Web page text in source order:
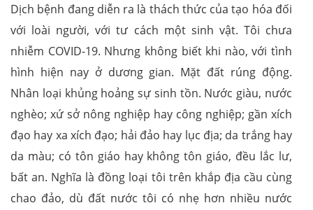
Dịch bệnh đang diễn ra là thách thức của tạo hóa đối
với loài người, với tư cách một sinh vật. Tôi chưa
nhiễm COVID-19. Nhưng không biết khi nào, với tình
hình hiện nay ở dương gian. Mặt đất rúng động.
Nhân loại khủng hoảng sự sinh tồn. Nước giàu, nước
nghèo; xứ sở nông nghiệp hay công nghiệp; gần xích
đạo hay xa xích đạo; hải đảo hay lục địa; da trắng hay
da màu; có tôn giáo hay không tôn giáo, đều lắc lư,
bất an. Nghĩa là đồng loại tôi trên khắp địa cầu cùng
chao đảo, dù đất nước tôi có nhẹ hơn nhiều nước